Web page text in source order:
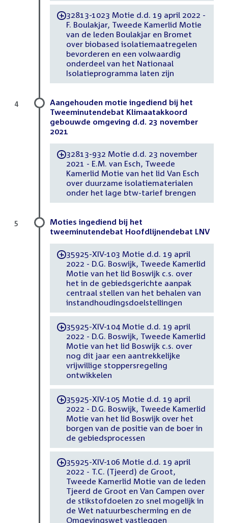
-32813-1023 Motie d.d. 19 april 2022 -
F. Boulakjar, Tweede Kamerlid Motie
van de leden Boulakjar en Bromet
over biobased isolatiemaatregelen
bevorderen en een volwaardig
onderdeel van het Nationaal
Isolatieprogramma laten zijn
Aangehouden motie ingediend bij het
Tweeminutendebat Klimaatakkoord
gebouwde omgeving d.d. 23 november
2021
-32813-932 Motie d.d. 23 november
2021 - E.M. van Esch, Tweede
Kamerlid Motie van het lid Van Esch
over duurzame isolatiematerialen
onder het lage btw-tarief brengen
4
Moties ingediend bij het
tweeminutendebat Hoofdlijnendebat LNV
-35925-XIV-103 Motie d.d. 19 april
2022 - D.G. Boswijk, Tweede Kamerlid
Motie van het lid Boswijk c.s. over
het in de gebiedsgerichte aanpak
centraal stellen van het behalen van
instandhoudingsdoelstellingen
-35925-XIV-104 Motie d.d. 19 april
2022 - D.G. Boswijk, Tweede Kamerlid
Motie van het lid Boswijk c.s. over
nog dit jaar een aantrekkelijke
vrijwillige stoppersregeling
ontwikkelen
-35925-XIV-105 Motie d.d. 19 april
2022 - D.G. Boswijk, Tweede Kamerlid
Motie van het lid Boswijk over het
borgen van de positie van de boer in
de gebiedsprocessen
-35925-XIV-106 Motie d.d. 19 april
2022 - T.C. (Tjeerd) de Groot,
Tweede Kamerlid Motie van de leden
Tjeerd de Groot en Van Campen over
de stikstofdoelen zo snel mogelijk in
de Wet natuurbescherming en de
Omgevingswet vastleggen
5